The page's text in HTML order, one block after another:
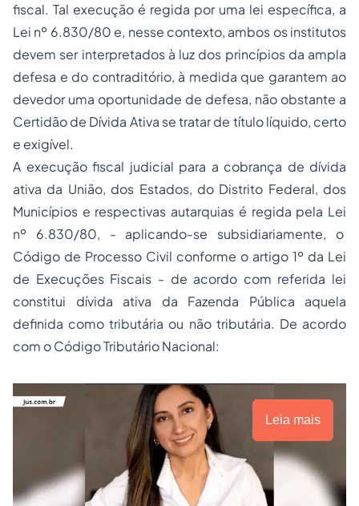
fiscal. Tal execução é regida por uma lei específica, a
Lei nº 6.830/80 e, nesse contexto, ambos os institutos
devem ser interpretados à luz dos princípios da ampla
defesa e do contraditório, à medida que garantem ao
devedor uma oportunidade de defesa, não obstante a
Certidão de Dívida Ativa se tratar de título líquido, certo
e exigível.
A execução fiscal judicial para a cobrança de dívida
ativa da União, dos Estados, do Distrito Federal, dos
Municípios e respectivas autarquias é regida pela Lei
nº 6.830/80, - aplicando-se subsidiariamente, o
Código de Processo Civil conforme o artigo 1º da Lei
de Execuções Fiscais - de acordo com referida lei
constitui dívida ativa da Fazenda Pública aquela
definida como tributária ou não tributária. De acordo
com o Código Tributário Nacional:
Leia mais